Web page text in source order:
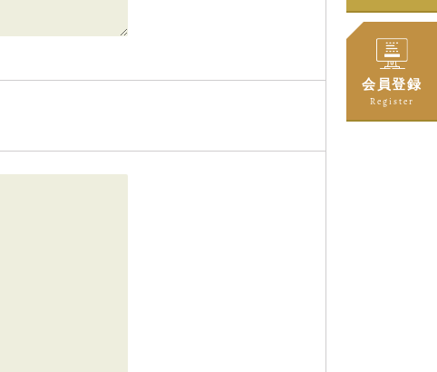
会員登録
Register